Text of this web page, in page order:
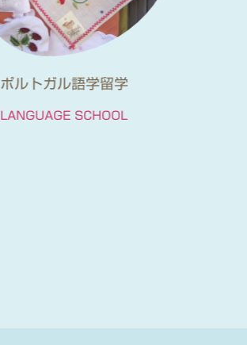
ポルトガル語学留学
LANGUAGE SCHOOL